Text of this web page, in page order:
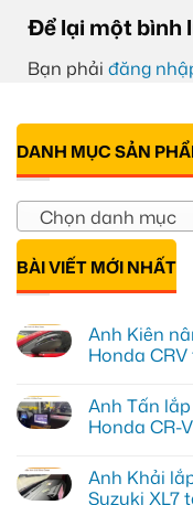
Để lại một bình
Bạn phải đăng
DANH MỤC SẢN
Chọn danh mục
BÀI VIẾT MỚI NHẤT
Anh Kiên
Honda
bình
luận
ở
nâng
cấp
Anh Tấn
Honda CR-
bình
luận
Anh Khải
Suzuki XL7